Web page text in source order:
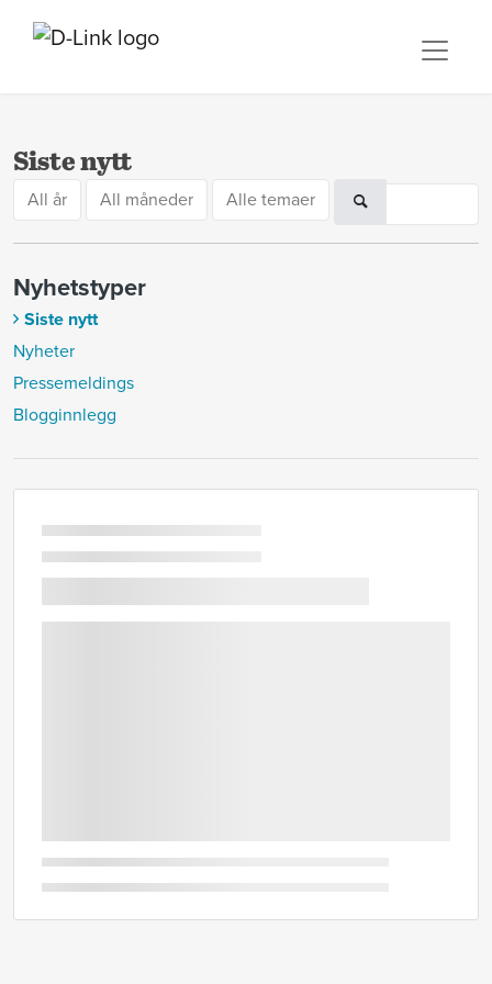
Siste nytt
All år All måneder Alle temaer
Nyhetstyper
Siste nytt
Nyheter
Pressemeldings
Blogginnlegg